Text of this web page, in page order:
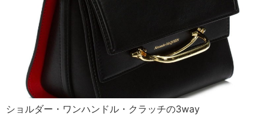
ショルダー・ワンハンドル・クラッチの3way